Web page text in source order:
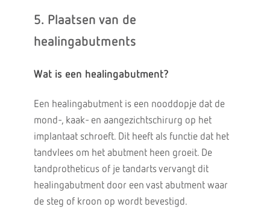
5. Plaatsen van de
healingabutments
Wat is een healingabutment?
Een healingabutment is een nooddopje dat de
mond-, kaak- en aangezichtschirurg op het
implantaat schroeft. Dit heeft als functie dat het
tandvlees om het abutment heen groeit. De
tandprotheticus of je tandarts vervangt dit
healingabutment door een vast abutment waar
de steg of kroon op wordt bevestigd.